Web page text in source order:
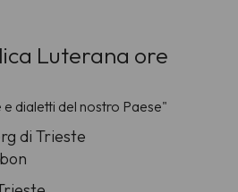
Luterana ore
dialetti del nostro Paese"
di Trieste